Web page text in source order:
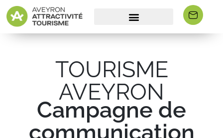
TOURISME
AVEYRON
Campagne de
communication